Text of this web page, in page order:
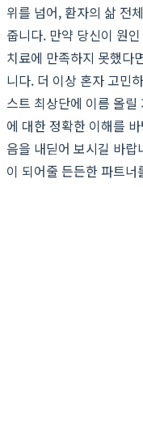
위를 넘어, 환자의 삶 전
줍니다. 만약 당신이 원
치료에 만족하지 못했다
니다. 더 이상 혼자 고민
스트 최상단에 이름 올릴
에 대한 정확한 이해를
음을 내딛어 보시길 바
이 되어줄 든든한 파트